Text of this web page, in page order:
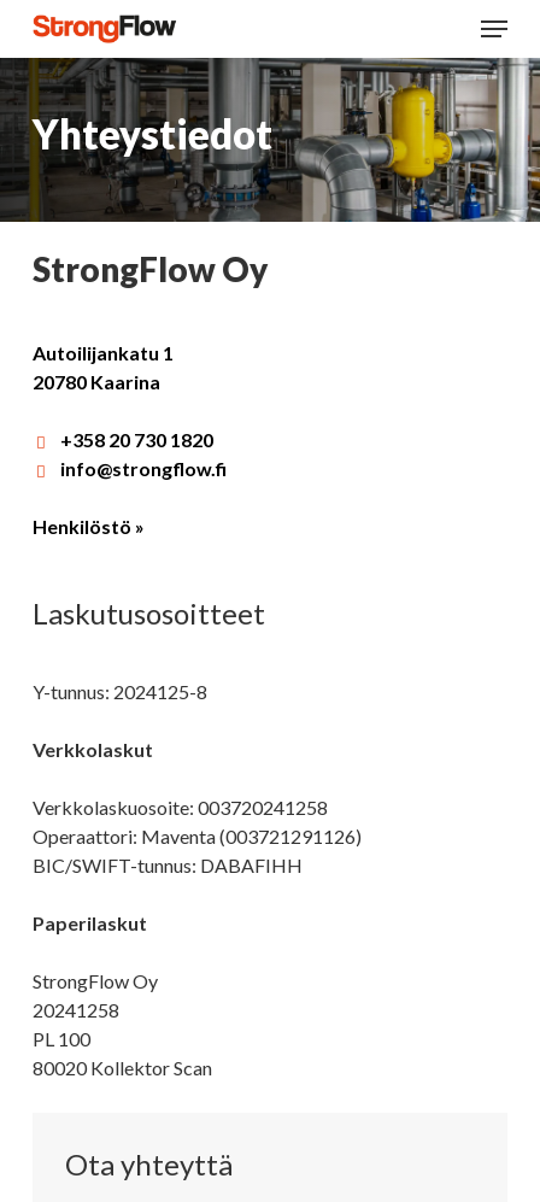
Skip
main
content
Menu
Yhteystiedot
StrongFlow Oy
Autoilijankatu 1
20780 Kaarina
+358 20 730 1820
info@strongflow.fi
Henkilöstö »
Laskutusosoitteet
Y-tunnus: 2024125-8
Verkkolaskut
Verkkolaskuosoite: 003720241258
Operaattori: Maventa (003721291126)
BIC/SWIFT-tunnus: DABAFIHH
Paperilaskut
StrongFlow Oy
20241258
PL 100
80020 Kollektor Scan
Ota yhteyttä